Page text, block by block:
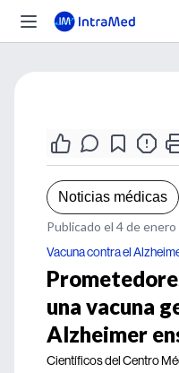
Noticias médicas
Publicado el 4 de
Vacuna contra el
una vacuna
Alzheimer
Científicos del Centro